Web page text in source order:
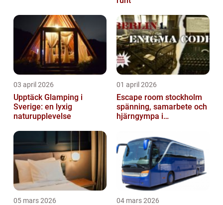
03 april 2026
Upptäck Glamping i
Sverige: en lyxig
naturupplevelse
01 april 2026
Escape room stockholm
spänning, samarbete och
hjärngympa i
05 mars 2026 04 mars 2026